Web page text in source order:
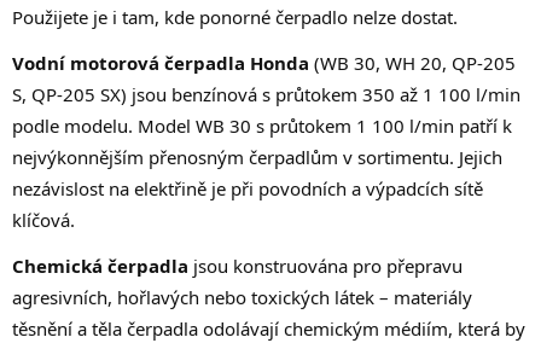
Použijete je i tam, kde ponorné čerpadlo nelze dostat.
Vodní motorová čerpadla Honda (WB 30, WH 20, QP-205
S, QP-205 SX) jsou benzínová s průtokem 350 až 1 100 l/min
podle modelu. Model WB 30 s průtokem 1 100 l/min patří k
nejvýkonnějším přenosným čerpadlům v sortimentu. Jejich
nezávislost na elektřině je při povodních a výpadcích sítě
klíčová.
Chemická čerpadla jsou konstruována pro přepravu
agresivních, hořlavých nebo toxických látek – materiály
těsnění a těla čerpadla odolávají chemickým médiím, která by